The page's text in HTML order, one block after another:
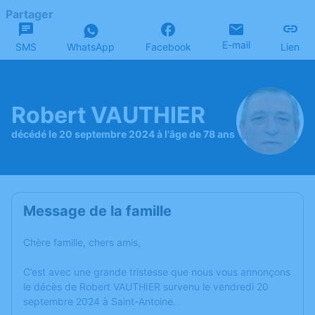
Partager
SMS WhatsApp Facebook E-mail Lien
Robert VAUTHIER
décédé le 20 septembre 2024 à l'âge de 78 ans
Message de la famille
Chère famille, chers amis,
C’est avec une grande tristesse que nous vous annonçons
le décès de Robert VAUTHIER survenu le vendredi 20
septembre 2024 à Saint-Antoine.